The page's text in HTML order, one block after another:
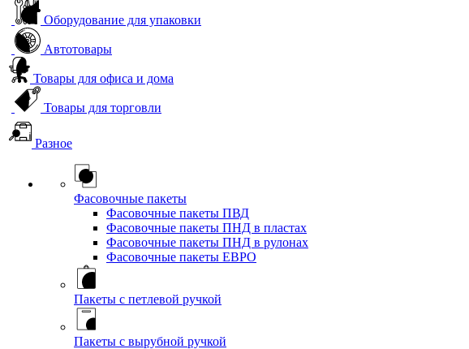
Оборудование для упаковки
Автотовары
Товары для офиса и дома
Товары для торговли
Разное
Фасовочные пакеты
Фасовочные пакеты ПВД
Фасовочные пакеты ПНД в пластах
Фасовочные пакеты ПНД в рулонах
Фасовочные пакеты ЕВРО
Пакеты с петлевой ручкой
Пакеты с вырубной ручкой